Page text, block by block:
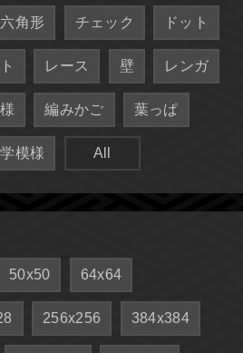
六角形 チェック ドット
レース 壁 レンガ
編みかご 葉っぱ
模様 All
50x50 64x64
256x256 384x384